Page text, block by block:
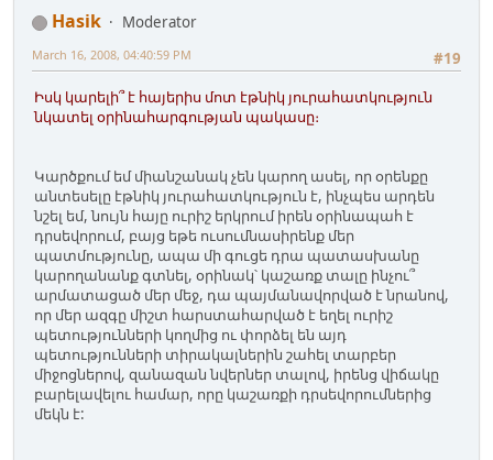
Hasik
Moderator
#19
March 16, 2008, 04:40:59 PM
Իսկ կարելի՞ է հայերիս մոտ էթնիկ յուրահատկություն
նկատել օրինահարգության պակասը։
Կարծքում եմ միանշանակ չեն կարող ասել, որ օրենքը
անտեսելը էթնիկ յուրահատկություն է, ինչպես արդեն
նշել եմ, նույն հայը ուրիշ երկրում իրեն օրինապահ է
դրսեվորում, բայց եթե ուսումնասիրենք մեր
պատմությունը, ապա մի գուցե դրա պատասխանը
կարողանանք գտնել, օրինակ՝ կաշառք տալը ինչու՞
արմատացած մեր մեջ, դա պայմանավորված է նրանով,
որ մեր ազգը միշտ հարստահարված է եղել ուրիշ
պետությունների կողմից ու փորձել են այդ
պետությունների տիրակալներին շահել տարբեր
միջոցներով, զանազան նվերներ տալով, իրենց վիճակը
բարելավելու համար, որը կաշառքի դրսեվորումներից
մեկն է: